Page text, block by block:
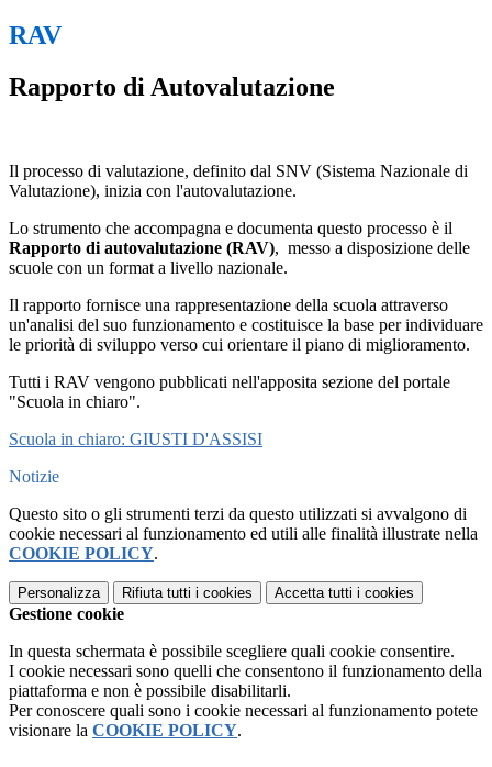
RAV
Rapporto di Autovalutazione
Il processo di valutazione, definito dal SNV (Sistema Nazionale di
Valutazione), inizia con l'autovalutazione.
Lo strumento che accompagna e documenta questo processo è il
Rapporto di autovalutazione (RAV), messo a disposizione delle
scuole con un format a livello nazionale.
Il rapporto fornisce una rappresentazione della scuola attraverso
un'analisi del suo funzionamento e costituisce la base per individuare
le priorità di sviluppo verso cui orientare il piano di miglioramento.
Tutti i RAV vengono pubblicati nell'apposita sezione del portale
"Scuola in chiaro".
Scuola in chiaro: GIUSTI D'ASSISI
Notizie
Questo sito o gli strumenti terzi da questo utilizzati si avvalgono di
cookie necessari al funzionamento ed utili alle finalità illustrate nella
COOKIE POLICY.
Personalizza Rifiuta tutti i cookies Accetta tutti i cookies
Gestione cookie
In questa schermata è possibile scegliere quali cookie consentire.
I cookie necessari sono quelli che consentono il funzionamento della
piattaforma e non è possibile disabilitarli.
Per conoscere quali sono i cookie necessari al funzionamento potete
visionare la COOKIE POLICY.